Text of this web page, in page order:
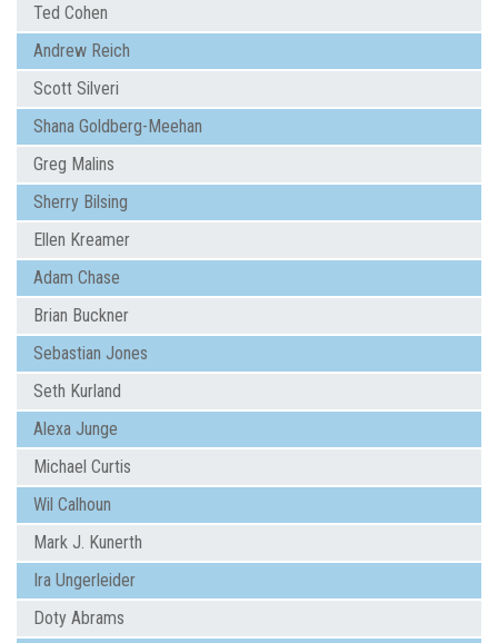
Ted Cohen
Andrew Reich
Scott Silveri
Shana Goldberg-Meehan
Greg Malins
Sherry Bilsing
Ellen Kreamer
Adam Chase
Brian Buckner
Sebastian Jones
Seth Kurland
Alexa Junge
Michael Curtis
Wil Calhoun
Mark J. Kunerth
Ira Ungerleider
Doty Abrams